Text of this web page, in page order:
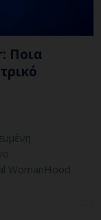
Ποια
WomanHood